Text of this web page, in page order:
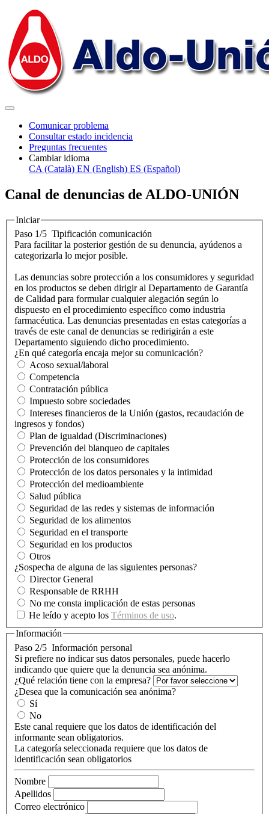
Comunicar problema
Consultar estado incidencia
Preguntas frecuentes
Cambiar idioma
CA (Català) EN (English) ES (Español)
Canal de denuncias de ALDO-UNIÓN
Iniciar
Paso 1/5 Tipificación comunicación
Para facilitar la posterior gestión de su denuncia, ayúdenos a
categorizarla lo mejor posible.
Las denuncias sobre protección a los consumidores y seguridad
en los productos se deben dirigir al Departamento de Garantía
de Calidad para formular cualquier alegación según lo
dispuesto en el procedimiento específico como industria
farmacéutica. Las denuncias presentadas en estas categorías a
través de este canal de denuncias se redirigirán a este
Departamento siguiendo dicho procedimiento.
¿En qué categoría encaja mejor su comunicación?
Acoso sexual/laboral
Competencia
Contratación pública
Impuesto sobre sociedades
Intereses financieros de la Unión (gastos, recaudación de
ingresos y fondos)
Plan de igualdad (Discriminaciones)
Prevención del blanqueo de capitales
Protección de los consumidores
Protección de los datos personales y la intimidad
Protección del medioambiente
Salud pública
Seguridad de las redes y sistemas de información
Seguridad de los alimentos
Seguridad en el transporte
Seguridad en los productos
Otros
¿Sospecha de alguna de las siguientes personas?
Director General
Responsable de RRHH
No me consta implicación de estas personas
He leído y acepto los Términos de uso.
Información
Paso 2/5 Información personal
Si prefiere no indicar sus datos personales, puede hacerlo
indicando que quiere que la denuncia sea anónima.
¿Qué relación tiene con la empresa?
¿Desea que la comunicación sea anónima?
Sí
No
Este canal requiere que los datos de identificación del
informante sean obligatorios.
La categoría seleccionada requiere que los datos de
identificación sean obligatorios
Nombre
Apellidos
Correo electrónico